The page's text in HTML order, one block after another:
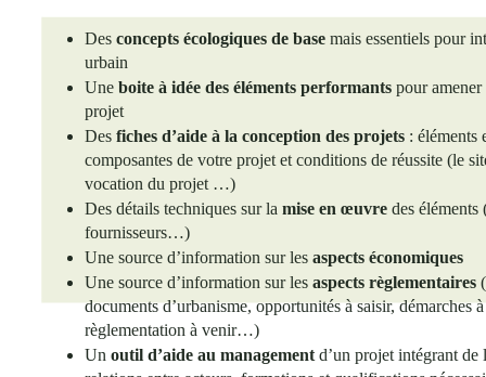
Des concepts écologiques de base mais essentiels pour
urbain
Une boite à idée des éléments performants pour
projet
Des fiches d’aide à la conception des projets : éléments
composantes de votre projet et conditions de réussite (le
vocation du projet …)
Des détails techniques sur la mise en œuvre des éléments
fournisseurs…)
Une source d’information sur les aspects économiques
Une source d’information sur les aspects règlementaires
documents d’urbanisme, opportunités à saisir, démarches
règlementation à venir…)
Un outil d’aide au management d’un projet intégrant de